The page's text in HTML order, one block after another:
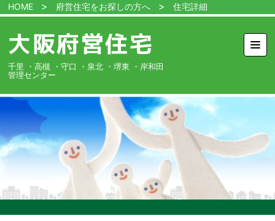
HOME 府営住宅をお探しの方へ 住宅詳細
大阪府営住宅
管
理
セ
タ
千里 高槻 守口 泉北 堺東 岸和田
ホーム
府営住宅を お探しの方へ
特定公共賃貸住宅をお探しの方へ
府営住宅にお住まいの方へ
入札情報
住宅一覧
各種申請書類ダウンロード